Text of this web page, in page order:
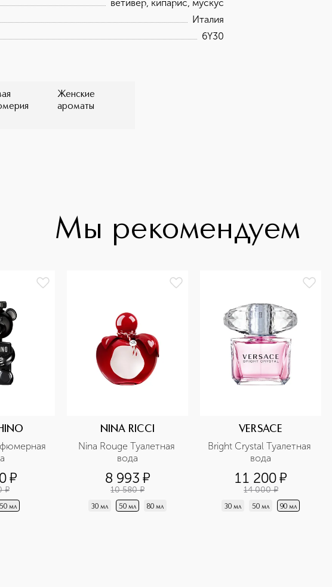
ветивер, кипарис, мускус
Италия
6Y30
Женские
ароматы
Мы рекомендуем
¤
¤
50 мл
NINA RICCI
Nina Rouge Туалетная
вода
8 993 ¤
10 580 ¤
30 мл 50 мл 80 мл
VERSACE
Bright Crystal Туалетная
вода
11 200¤
14 000 ¤
30 мл 50 мл 90 мл